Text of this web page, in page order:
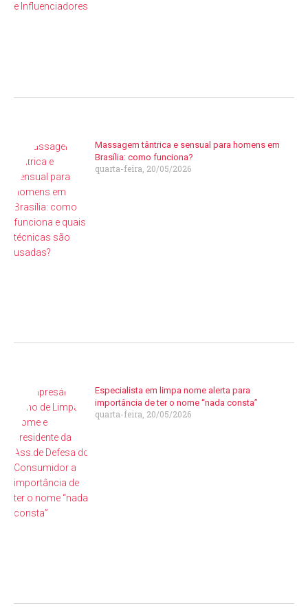
Massagem tântrica e sensual para homens em
Brasília: como funciona?
quarta-feira, 20/05/2026
Especialista em limpa nome alerta para
importância de ter o nome “nada consta”
quarta-feira, 20/05/2026